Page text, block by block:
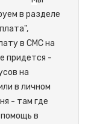
в разделе
в СМС на
придется -
на
в личном
- там где
в